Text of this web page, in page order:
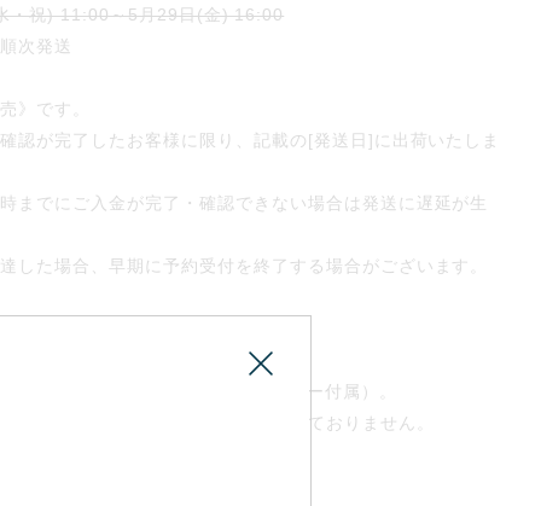
・祝) 11:00～5月29日(金) 16:00
次発送
》です。
認が完了したお客様に限り、記載の[発送日]に出荷いたしま
までにご入金が完了・確認できない場合は発送に遅延が生
した場合、早期に予約受付を終了する場合がございます。
クスにお入れします（専用ショッパー付属）。
（ボックスへのリボンがけ）は承っておりません。